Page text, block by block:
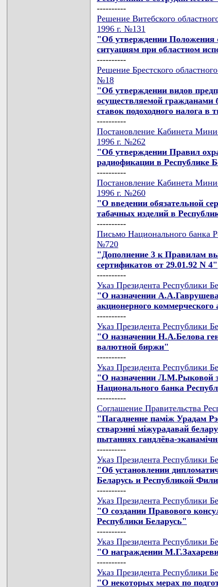
----------
Решение Витебского
1996 г. №131
"Об утверждении Положения
ситуациям при областном
----------
Решение Брестского
№18
"Об утверждении видов
осуществляемой гражданами
ставок подоходного налога в
----------
Постановление Кабинета
1996 г. №262
"Об утверждении Правил
радиофикации в Республике
----------
Постановление Кабинета
1996 г. №260
"О введении обязательной
табачных изделий в
----------
Письмо Национального банка
№720
"Дополнение 3 к Правилам
сертификатов от 29.01.92 N 4"
----------
Указ Президента Республики
"О назначении А.А.Гаврушева
акционерного
----------
Указ Президента Республики
"О назначении Н.А.Белова
валютной биржи"
----------
Указ Президента Республики
"О назначении Л.М.Рыковой
Национального банка
----------
Соглашение Правительства
"Пагадненне памiж Урадам
стварэннi мiжурадавай
пытаннях гандлёва-
----------
Указ Президента Республики
"Об установлении
Беларусь и Республикой
----------
Указ Президента Республики
"О создании Правового
Республики Беларусь"
----------
Указ Президента Республики
"О награждении
----------
Указ Президента Республики
"О некоторых мерах по